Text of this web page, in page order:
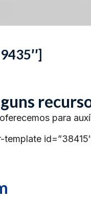
para
template